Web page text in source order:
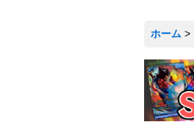
ホーム >